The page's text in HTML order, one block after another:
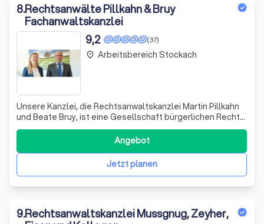
8.Rechtsanwälte Pillkahn & Bruy
Fachanwaltskanzlei
(37)
9,2
Unsere Kanzlei, die Rechtsanwaltskanzlei Martin Pillkahn
und Beate Bruy, ist eine Gesellschaft bürgerlichen Rechts,
die sich durch Kompetenz und Professionalität
auszeichnet. Wir sind eine Sozietät von zwei
Rechtsanwälten mit vier Fachanwaltschaften und einem
fachkundigen Sekretariat. Unser Team ist
Jetzt planen
Angebot
place Arbeitsbereich Stockach
9.Rechtsanwaltskanzlei Mussgnug, Zeyher,